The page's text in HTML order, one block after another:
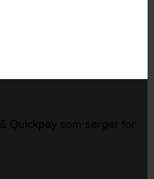
Quickpay som sørger for